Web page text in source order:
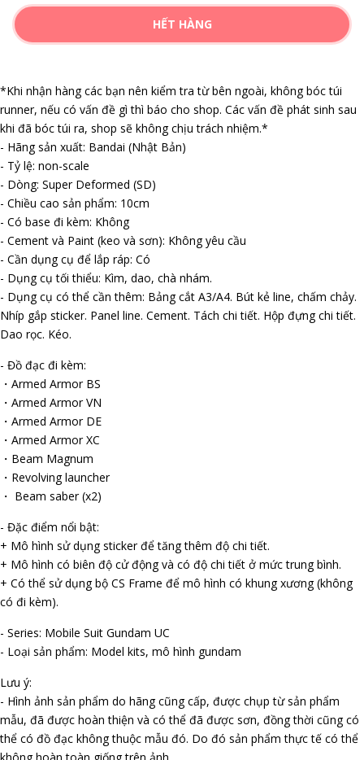
HẾT HÀNG
*Khi nhận hàng các bạn nên kiểm tra từ bên ngoài, không bóc túi
runner, nếu có vấn đề gì thì báo cho shop. Các vấn đề phát sinh sau
khi đã bóc túi ra, shop sẽ không chịu trách nhiệm.*
- Hãng sản xuất: Bandai (Nhật Bản)
- Tỷ lệ: non-scale
- Dòng: Super Deformed (SD)
- Chiều cao sản phẩm: 10cm
- Có base đi kèm: Không
- Cement và Paint (keo và sơn): Không yêu cầu
- Cần dụng cụ để lắp ráp: Có
- Dụng cụ tối thiểu: Kìm, dao, chà nhám.
- Dụng cụ có thể cần thêm: Bảng cắt A3/A4. Bút kẻ line, chấm chảy.
Nhíp gắp sticker. Panel line. Cement. Tách chi tiết. Hộp đựng chi tiết.
Dao rọc. Kéo.
- Đồ đạc đi kèm:
・Armed Armor BS
・Armed Armor VN
・Armed Armor DE
・Armed Armor XC
・Beam Magnum
・Revolving launcher
・ Beam saber (x2)
- Đặc điểm nổi bật:
+ Mô hình sử dụng sticker để tăng thêm độ chi tiết.
+ Mô hình có biên độ cử động và có độ chi tiết ở mức trung bình.
+ Có thể sử dụng bộ CS Frame để mô hình có khung xương (không
có đi kèm).
- Series: Mobile Suit Gundam UC
- Loại sản phẩm: Model kits, mô hình gundam
Lưu ý:
- Hình ảnh sản phẩm do hãng cũng cấp, được chụp từ sản phẩm
mẫu, đã được hoàn thiện và có thể đã được sơn, đồng thời cũng có
thể có đồ đạc không thuộc mẫu đó. Do đó sản phẩm thực tế có thể